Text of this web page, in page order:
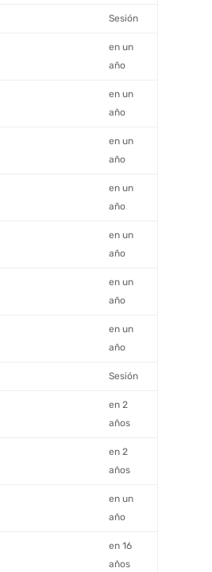
Sesión
en un
año
en un
año
en un
año
en un
año
en un
año
en un
año
en un
año
Sesión
en 2
años
en 2
años
en un
año
en 16
años